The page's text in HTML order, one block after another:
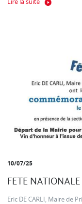
Lire la suite
10/07/25
FETE NATIONALE
Eric DE CARLI, Maire de